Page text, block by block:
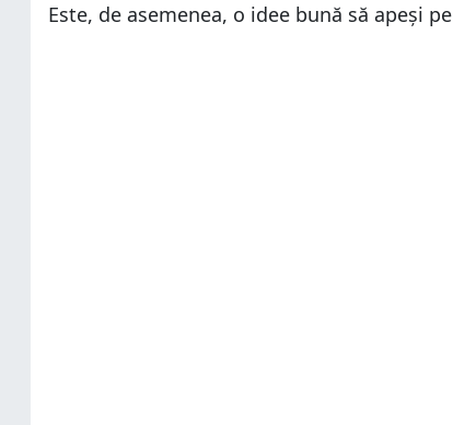
Este, de asemenea, o idee bună să apeși pe